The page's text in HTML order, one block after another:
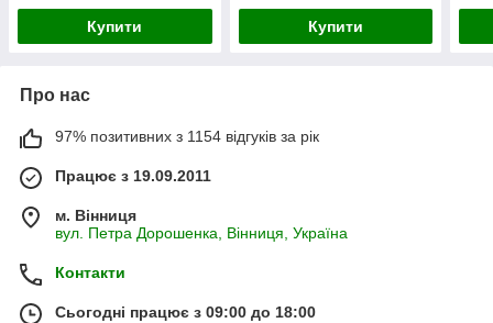
Купити Купити
Про нас
97% позитивних з 1154 відгуків за рік
Працює з 19.09.2011
м. Вінниця
вул. Петра Дорошенка, Вінниця, Україна
Контакти
Сьогодні працює з 09:00 до 18:00